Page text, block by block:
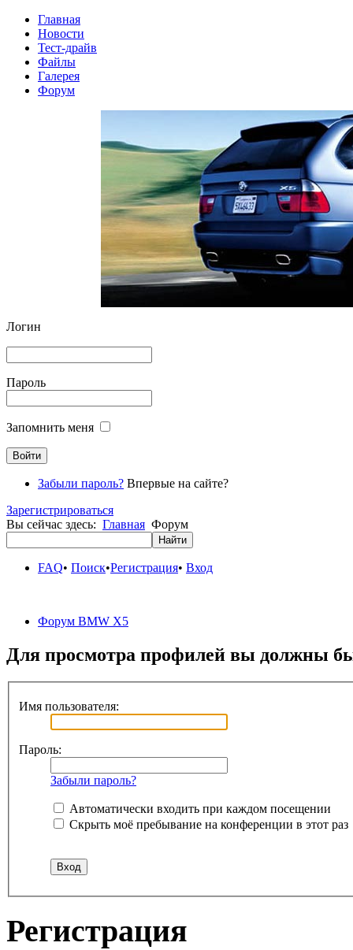
Главная
Новости
Тест-драйв
Файлы
Галерея
Форум
Логин
Пароль
Запомнить меня
Забыли пароль? Впервые на сайте?
Зарегистрироваться
Вы сейчас здесь: Главная Форум
FAQ• Поиск•Регистрация• Вход
Форум BMW X5
Для просмотра профилей вы должны
Имя пользователя:
Пароль:
Забыли пароль?
Автоматически входить при каждом посещении
Скрыть моё пребывание на конференции в этот раз
Регистрация